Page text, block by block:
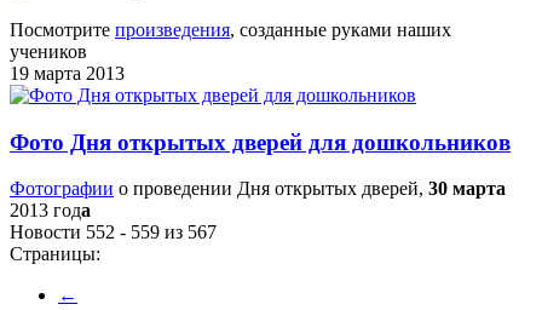
Посмотрите произведения, созданные руками наших
учеников
19 марта 2013
Фото Дня открытых дверей для дошкольников
Фотографии о проведении Дня открытых дверей, 30 марта
2013 года
Новости 552 - 559 из 567
Страницы:
←